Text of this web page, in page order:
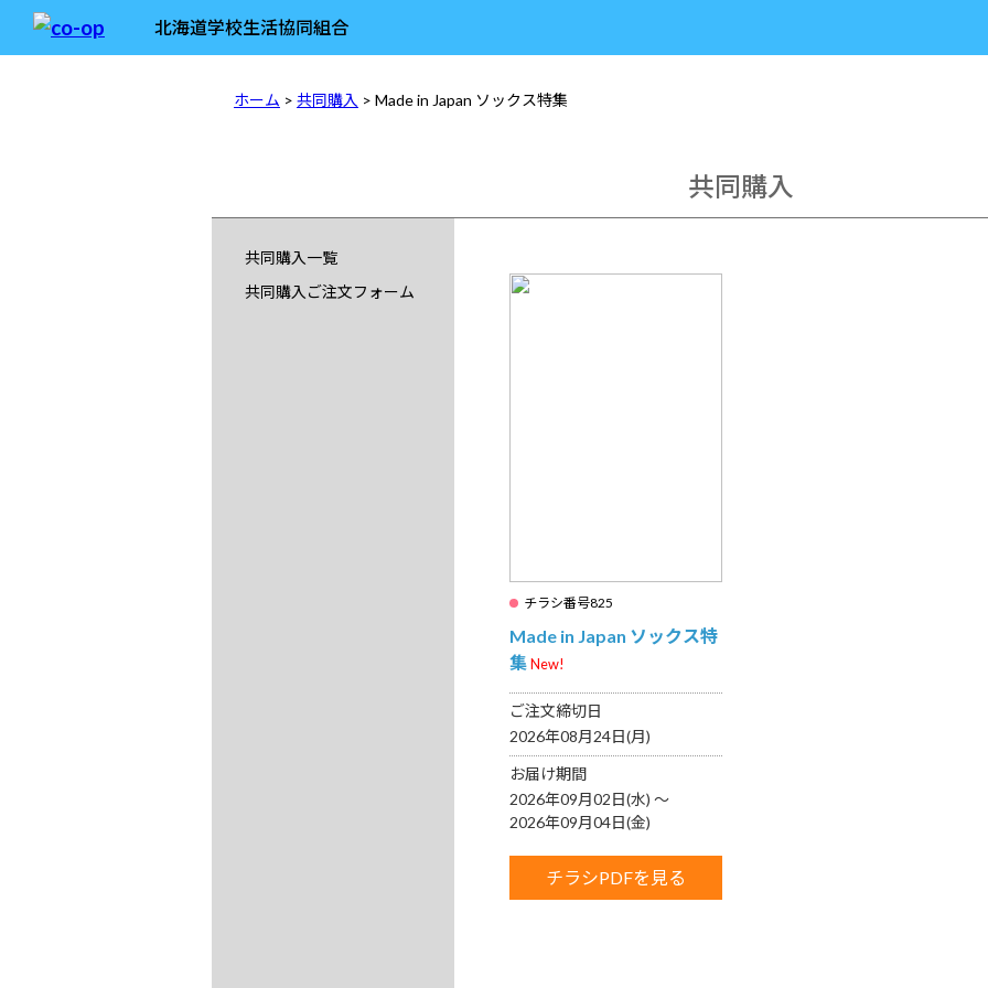
北海道学校生活協同組合
ホーム > 共同購入 > Made in Japan ソックス特集
共同購入
チラシ番号825
Made in Japan ソックス特
集New!
ご注文締切日
2026年08月24日(月)
お届け期間
2026年09月02日(水) 〜
2026年09月04日(金)
チラシPDFを見る
共同購入一覧
共同購入ご注文フォーム